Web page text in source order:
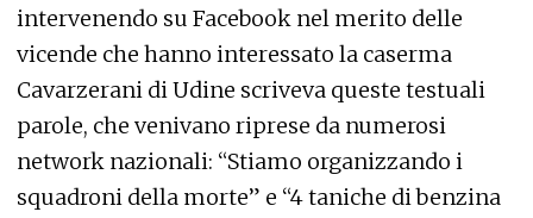
intervenendo su Facebook nel merito delle
vicende che hanno interessato la caserma
Cavarzerani di Udine scriveva queste testuali
parole, che venivano riprese da numerosi
network nazionali: “Stiamo organizzando i
squadroni della morte” e “4 taniche di benzina